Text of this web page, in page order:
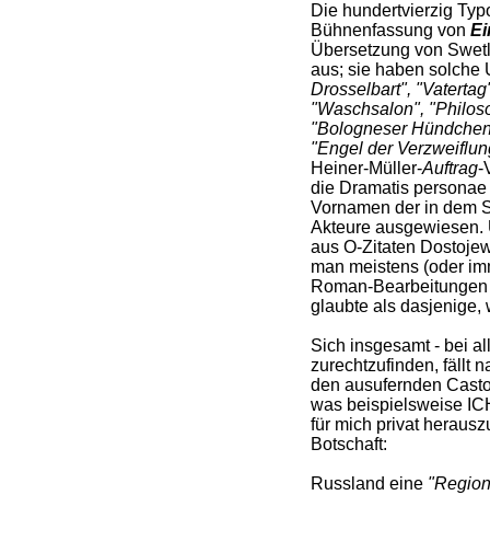
Die hundertvierzig
Bühnenfassung von
Übersetzung von
aus; sie haben solche
Drosselbart",
"Waschsalon",
"Bologneser
"Engel der
Heiner-Müller-Auftrag-
die Dramatis
Vornamen der in dem
Akteure ausgewiesen.
aus O-Zitaten
man meistens (oder
Roman-
glaubte als dasjenige,
Sich insgesamt - bei
zurechtzufinden, fällt
den ausufernden
was beispielsweise
für mich privat
Botschaft:
Russland eine